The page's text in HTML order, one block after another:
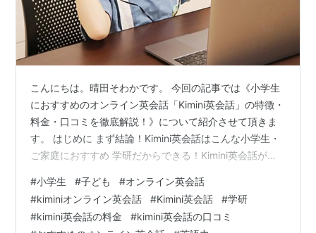
こんにちは。晴田そわかです。 今回の記事では《小学生
におすすめのオンライン英会話「Kimini英会話」の特徴・
料金・口コミを徹底解説！》について紹介させて頂きま
す。 はじめに まず結論！Kimini英会話はこんな小学生・
ご家庭におすすめ 学研だからできる！Kimini英会話が着
予習から復習まで！学習をナビゲートする独自システム
特徴2：【信頼のブランド】教育のプロ「学研」が作る学
習コース 特徴3：【目標が明確】一人ひとりに最適化さ
#小学生 #子ども #オンライン英会話
#kiminiオンライン英会話 #Kimini英会話 #学研
#kimini英会話の料金 #kimini英会話の口コミ